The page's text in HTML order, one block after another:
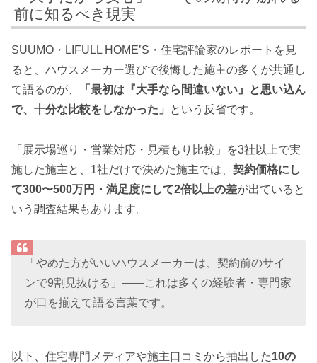
前に知るべき現実
SUUMO・LIFULL HOME’S・住宅評論家のレポートを見
ると、ハウスメーカー選びで後悔した施主の多くが共通し
て語るのが、
「最初は『大手なら間違いない』と思い込ん
で、十分な比較をしなかった」
という反省です。
「展示場巡り・営業対応・見積もり比較」を3社以上で実
施した施主と、1社だけで決めた施主では、 契約価格にし
て300〜500万円・満足度にして2倍以上の差が出ていると
いう調査結果もあります。
「やめた方がいいハウスメーカーは、契約前のサイ
ンで9割見抜ける」——これは多くの経験者・専門家
が口を揃えて語る言葉です。
以下、住宅専門メディアや施主口コミから抽出した10の